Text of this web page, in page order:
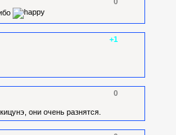
+1
0
они очень разнятся.